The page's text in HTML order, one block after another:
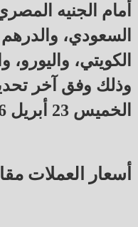
أمام الجنيه
السعودي، والدرهم
الكويتي، واليورو،
وذلك وفق آخر
الخميس 23 أبريل 2026.
أسعار العملات